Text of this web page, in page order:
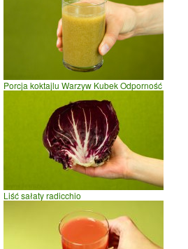
Porcja koktajlu Warzyw Kubek Odporność
Liść sałaty radicchio